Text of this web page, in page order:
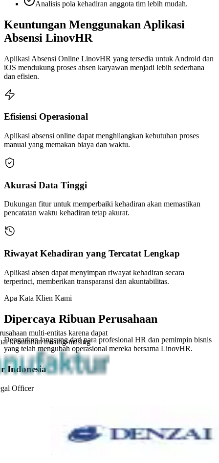
Analisis pola kehadiran anggota tim lebih mudah.
Keuntungan Menggunakan Aplikasi
Absensi LinovHR
Aplikasi Absensi Online LinovHR yang tersedia untuk Android dan
iOS mendukung proses absen karyawan menjadi lebih sederhana
dan efisien.
Efisiensi Operasional
Aplikasi absensi online dapat menghilangkan kebutuhan proses
manual yang memakan biaya dan waktu.
Akurasi Data Tinggi
Dukungan fitur untuk memperbaiki kehadiran akan memastikan
pencatatan waktu kehadiran tetap akurat.
Riwayat Kehadiran yang Tercatat Lengkap
Aplikasi absen dapat menyimpan riwayat kehadiran secara
terperinci, memberikan transparansi dan akuntabilitas.
Apa Kata Klien Kami
Dipercaya Ribuan Perusahaan
Dengarkan langsung dari para profesional HR dan pemimpin bisnis
yang telah mengubah operasional mereka bersama LinovHR.
multi-entitas karena dapat
kebutuhan masing-masing
Indonesia
Officer
kami, terutama untuk kebutuhan payroll.
PT Denzai Heavylift Indonesia
Tria Nisrina Mufidah